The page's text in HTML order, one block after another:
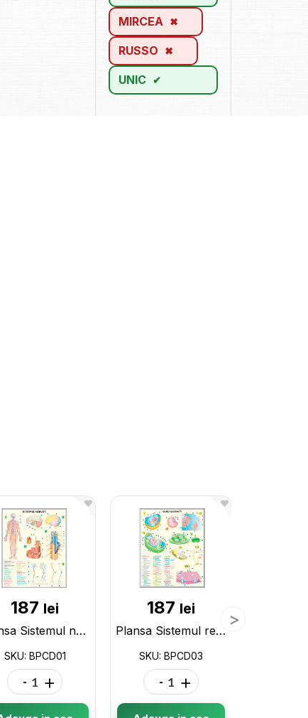
MIRCEA
RUSSO
UNIC
187 lei
Plansa Sistemul nervos/Analizatorii BPCD01
SKU: BPCD01
- +
187 lei
Plansa Sistemul respirator/Structura celulei eucariote BPCD03
SKU: BPCD03
- +